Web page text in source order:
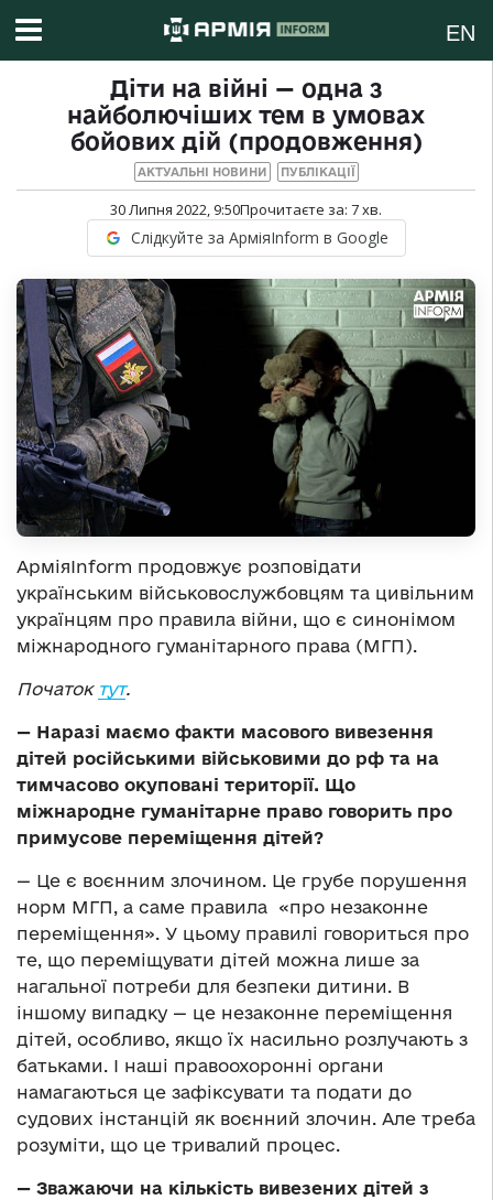
EN
Діти на війні — одна з
найболючіших тем в умовах
бойових дій (продовження)
АКТУАЛЬНІ НОВИНИ ПУБЛІКАЦІЇ
30 Липня 2022, 9:50Прочитаєте за: 7хв.
Слідкуйте за АрміяInform в Google
АрміяInform продовжує розповідати
українським військовослужбовцям та цивільним
українцям про правила війни, що є синонімом
міжнародного гуманітарного права (МГП).
Початок тут.
— Наразі маємо факти масового вивезення
дітей російськими військовими до рф та на
тимчасово окуповані території. Що
міжнародне гуманітарне право говорить про
примусове переміщення дітей?
— Це є воєнним злочином. Це грубе порушення
норм МГП, а саме правила «про незаконне
переміщення». У цьому правилі говориться про
те, що переміщувати дітей можна лише за
нагальної потреби для безпеки дитини. В
іншому випадку — це незаконне переміщення
дітей, особливо, якщо їх насильно розлучають з
батьками. І наші правоохоронні органи
намагаються це зафіксувати та подати до
судових інстанцій як воєнний злочин. Але треба
розуміти, що це тривалий процес.
— Зважаючи на кількість вивезених дітей з